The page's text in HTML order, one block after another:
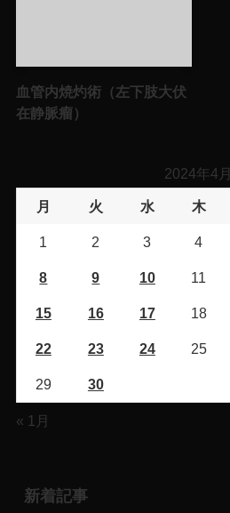
血管内焼灼術（左下肢大伏
在静脈瘤）
2024年4月
月 火 水 木
1 2 3 4
8 9 10 11
15 16 17 18
22 23 24 25
29 30
« 1月
新着記事